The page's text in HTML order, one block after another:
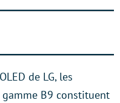
de LG, les
B9 constituent